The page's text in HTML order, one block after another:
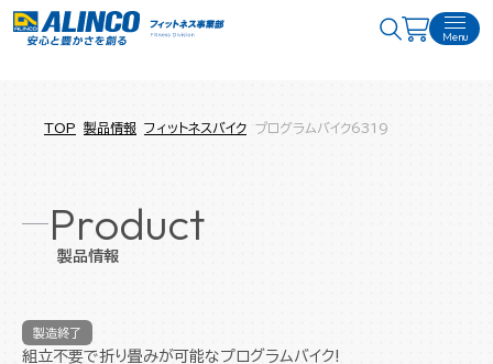
Menu
TOP 製品情報 フィットネスバイク プログラムバイク6319
Product
製品情報
製造終了
組立不要で折り畳みが可能なプログラムバイク!